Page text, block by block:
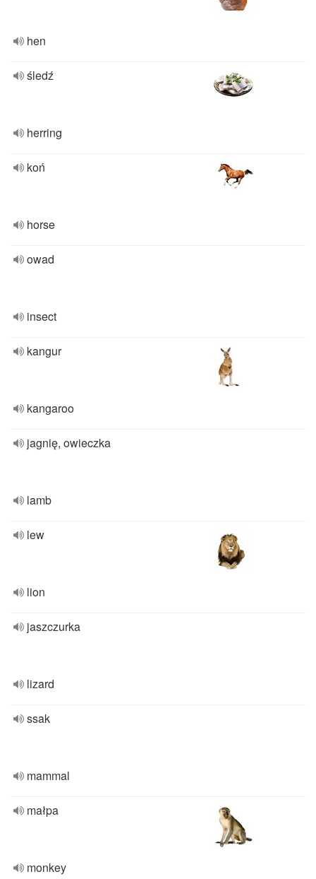
hen
śledź
herring
koń
horse
owad
insect
kangur
kangaroo
jagnię, owieczka
lamb
lew
lion
jaszczurka
lizard
ssak
mammal
małpa
monkey